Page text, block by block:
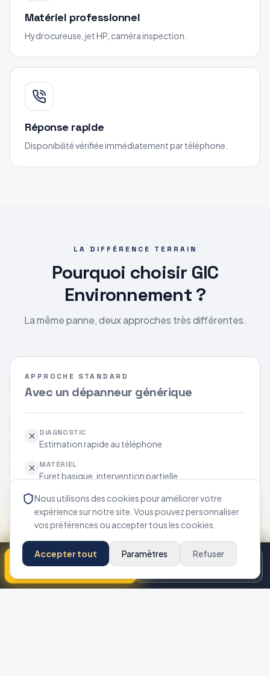
Matériel professionnel
Hydrocureuse, jet HP, caméra inspection.
Réponse rapide
Disponibilité vérifiée immédiatement par téléphone.
LA DIFFÉRENCE TERRAIN
Pourquoi choisir GIC
Environnement ?
La même panne, deux approches très différentes.
APPROCHE STANDARD
Avec un dépanneur générique
DIAGNOSTIC
Estimation rapide au téléphone
MATÉRIEL
Furet basique, intervention partielle
DEVIS
Prix découvert après intervention
SUIVI
Intervention isolée
COUVERTURE
Appeler maintenant Disponibilité
Nous utilisons des cookies pour améliorer votre
expérience sur notre site. Vous pouvez personnaliser
vos préférences ou accepter tous les cookies.
Accepter tout Paramètres Refuser